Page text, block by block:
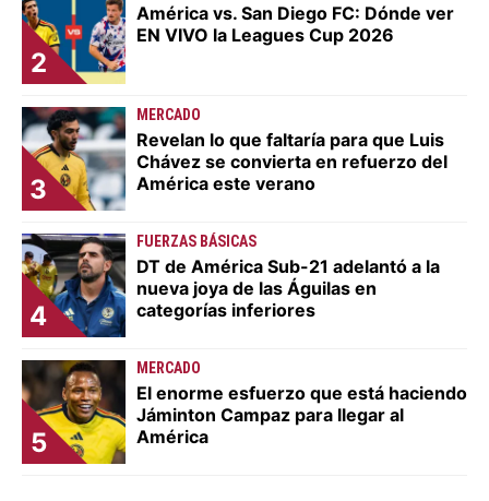
2
América vs. San Diego FC: Dónde ver
EN VIVO la Leagues Cup 2026
3
MERCADO
Revelan lo que faltaría para que Luis
Chávez se convierta en refuerzo del
América este verano
4
FUERZAS BÁSICAS
DT de América Sub-21 adelantó a la
nueva joya de las Águilas en
categorías inferiores
5
MERCADO
El enorme esfuerzo que está haciendo
Jáminton Campaz para llegar al
América